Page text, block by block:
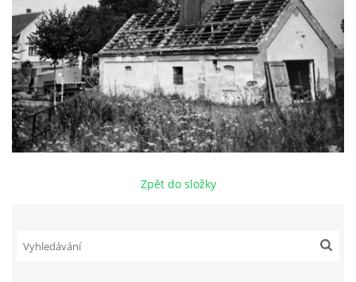
O NÁS
DŮL NA SLÍDU (NA KOLE)
--------------------------------------------------------------
Zpět do složky